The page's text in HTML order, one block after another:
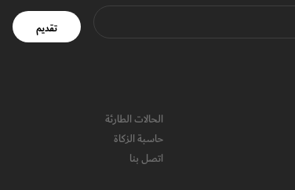
تقديم
الحالات الطارئة
حاسبة الزكاة
اتصل بنا